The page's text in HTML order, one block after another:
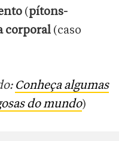
(pítons-
corporal (caso
Conheça algumas
do mundo)